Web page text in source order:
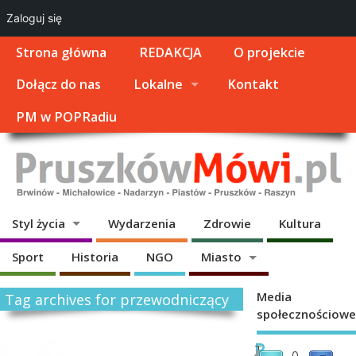
Strona główna REDAKCJA
O projekcie
Dołącz do nas
Lokalne
Kontakt
PM w POPRadiu
Styl życia Wydarzenia Zdrowie Kultura
Sport Historia NGO Miasto
Tag archives for przewodniczący
R
T
Media
społecznościowe
Zaloguj się